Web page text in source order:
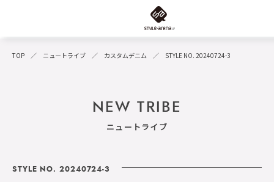
TOP ニュートライブ カスタムデニム STYLE NO. 20240724-3
NEW TRIBE
ニュートライブ
STYLE NO. 20240724-3